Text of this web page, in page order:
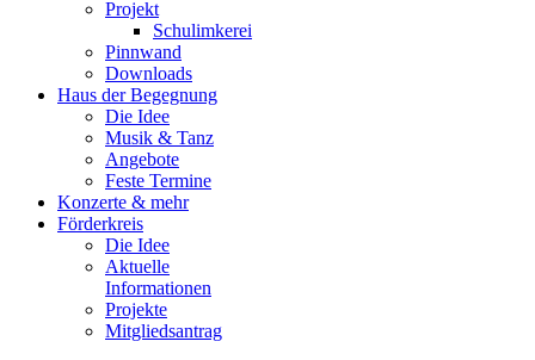
Projekt
Schulimkerei
Pinnwand
Downloads
Haus der Begegnung
Die Idee
Musik & Tanz
Angebote
Feste Termine
Konzerte & mehr
Förderkreis
Die Idee
Aktuelle
Informationen
Projekte
Mitgliedsantrag